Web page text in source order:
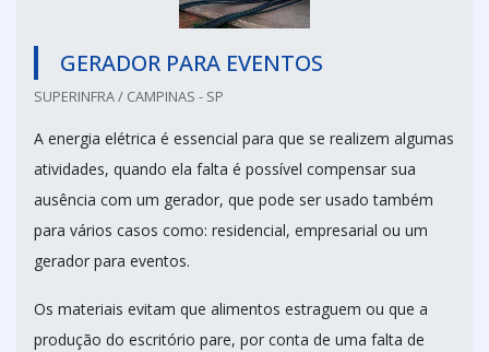
GERADOR PARA EVENTOS
SUPERINFRA / CAMPINAS - SP
A energia elétrica é essencial para que se realizem algumas
atividades, quando ela falta é possível compensar sua
ausência com um gerador, que pode ser usado também
para vários casos como: residencial, empresarial ou um
gerador para eventos.
Os materiais evitam que alimentos estraguem ou que a
produção do escritório pare, por conta de uma falta de